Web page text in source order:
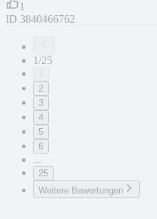
1
ID 3840466762
1/25
2
3
4
5
6
...
25
Weitere Bewertungen